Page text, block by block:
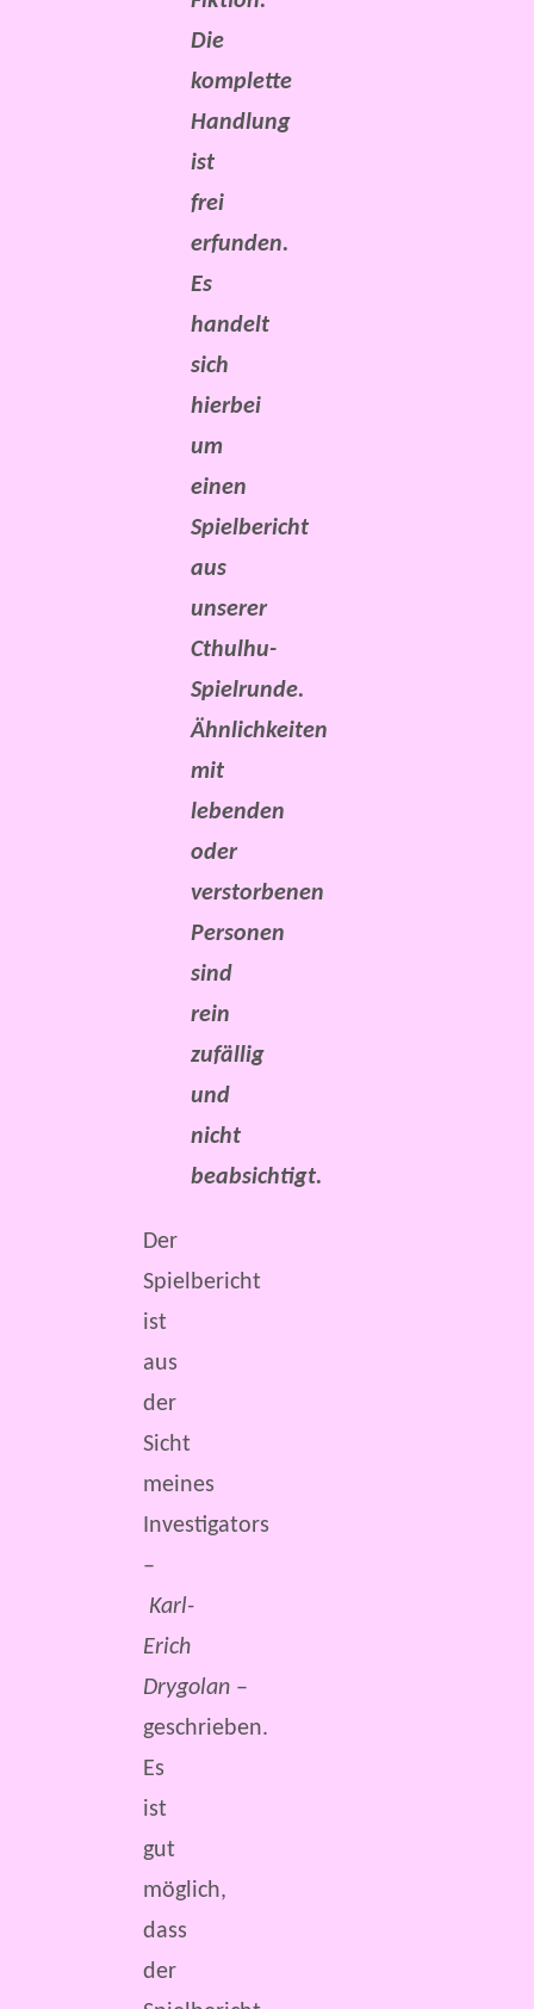
Die
komplette
Handlung
ist
frei
erfunden.
Es
handelt
sich
hierbei
um
einen
Spielbericht
aus
unserer
Cthulhu-
Spielrunde.
Ähnlichkeiten
mit
lebenden
oder
verstorbenen
Personen
sind
rein
zufällig
und
nicht
beabsichtigt.
Der
Spielbericht
ist
aus
der
Sicht
meines
Investigators
–
Karl-
Erich
Drygolan –
geschrieben.
Es
ist
gut
möglich,
dass
der